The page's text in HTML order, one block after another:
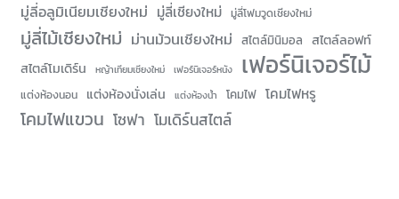
มู่ลี่อลูมิเนียมเชียงใหม่ มู่ลี่เชียงใหม่ มู่ลี่โฟมวูดเชียงใหม่
มู่ลี่ไม้เชียงใหม่ ม่านม้วนเชียงใหม่ สไตล์มินิมอล สไตล์ลอฟท์
สไตล์โมเดิร์น
หญ้าเทียมเชียงใหม่ เฟอร์นิเจอร์หนัง เฟอร์นิเจอร์ไม้
แต่งห้องนอน แต่งห้องนั่งเล่น แต่งห้องน้ำ โคมไฟ โคมไฟหรู
โคมไฟแขวน โซฟา โมเดิร์นสไตล์